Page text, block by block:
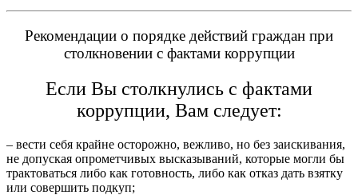
Рекомендации о порядке действий граждан при
столкновении с фактами коррупции
Если Вы столкнулись с фактами
коррупции, Вам следует:
– вести себя крайне осторожно, вежливо, но без заискивания,
не допуская опрометчивых высказываний, которые могли бы
трактоваться либо как готовность, либо как отказ дать взятку
или совершить подкуп;